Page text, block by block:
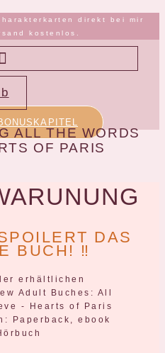
direkt bei mir
kostenlos.
ALL THE WORDS
OF PARIS
DAS
BUCH! ‼️